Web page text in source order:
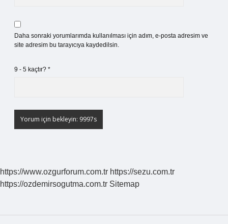
Daha sonraki yorumlarımda kullanılması için adım, e-posta adresim ve
site adresim bu tarayıcıya kaydedilsin.
9 - 5 kaçtır? *
https://www.ozgurforum.com.tr https://sezu.com.tr
https://ozdemirsogutma.com.tr Sitemap